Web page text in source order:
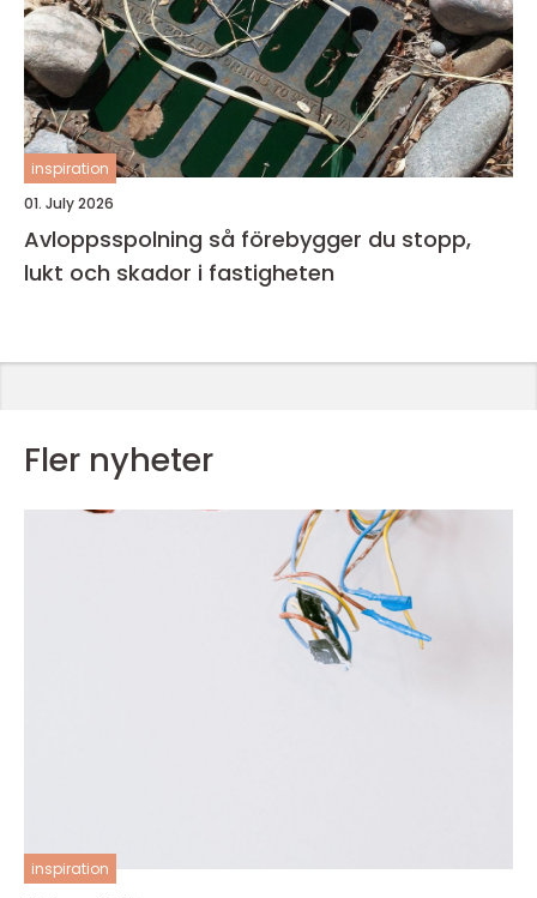
inspiration
01. July 2026
Avloppsspolning så förebygger du stopp,
lukt och skador i fastigheten
Fler nyheter
inspiration